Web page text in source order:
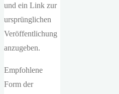
und ein Link zur
ursprünglichen
Veröffentlichung
anzugeben.
Empfohlene
Form der